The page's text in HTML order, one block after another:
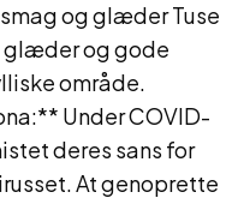
og glæder Tuse
glæder og gode
område.
Under COVID-
deres sans for
At genoprette